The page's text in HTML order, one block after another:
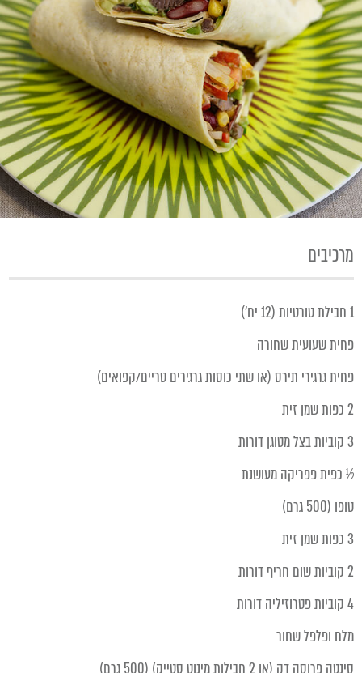
מרכיבים
1 חבילת טורטיות (12 יח')
פחית שעועית שחורה
פחית גרגירי תירס (או שתי כוסות גרגירים טריים/קפואים)
2 כפות שמן זית
3 קוביות בצל מטוגן דורות
½ כפית פפריקה מעושנת
טופו (500 גרם)
3 כפות שמן זית
2 קוביות שום חריף דורות
4 קוביות פטרוזיליה דורות
מלח ופלפל שחור
סינטה פרוסה דק (או 2 חבילות מינוט סטייק) (500 גרם)